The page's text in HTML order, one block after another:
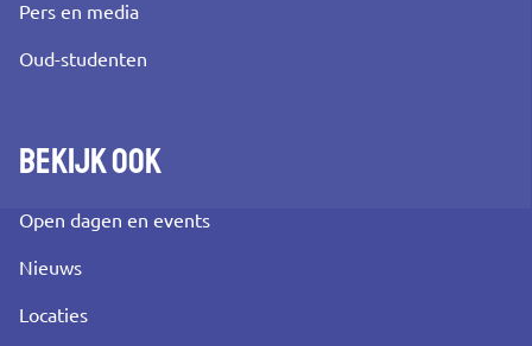
Pers en media
Oud-studenten
Bekijk ook
Open dagen en events
Nieuws
Locaties